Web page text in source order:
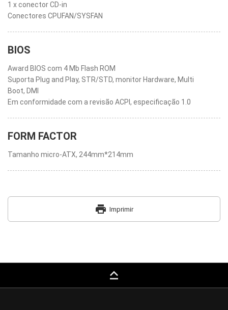
1 x conector CD-in
Conectores CPUFAN/SYSFAN
BIOS
Award BIOS com 4 Mb Flash ROM
Suporta Plug and Play, STR/STD, monitor Hardware, Multi
Boot, DMI
Em conformidade com a revisão ACPI, especificação 1.0
FORM FACTOR
Tamanho micro-ATX, 244mm*214mm
print Imprimir
keyboard_capslock